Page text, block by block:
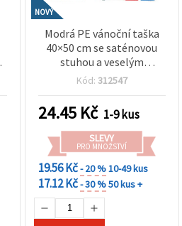
NOVÝ
Modrá PE vánoční taška
40×50 cm se saténovou
stuhou a veselým
sněhulákem „Merry
Kód: 312547
24.45 Kč 1-9 kus
SLEVY
PRO MNOŽSTVÍ
19.56 Kč- 20 %10-49 kus
17.12 Kč- 30 %50 kus +